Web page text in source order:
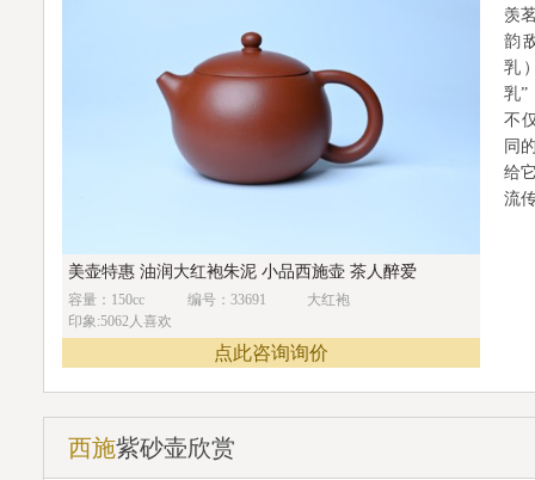
美壶特惠 油润大红袍朱泥 小品西施壶 茶人醉爱
容量：150cc 编号：33691
大红袍
印象:5062人喜欢
点此咨询询价
羡
韵
乳
乳”
不
同
给
流
西施紫砂壶欣赏